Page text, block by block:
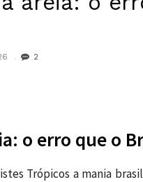
2
o erro que o
Trópicos a mania